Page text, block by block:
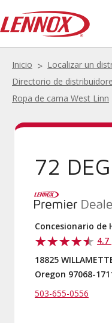
Inicio
Localizar un
Directorio de
Ropa de cama West Linn
72
Concesionario de
4.7
18825
Oregon 97068-
503-655-0556